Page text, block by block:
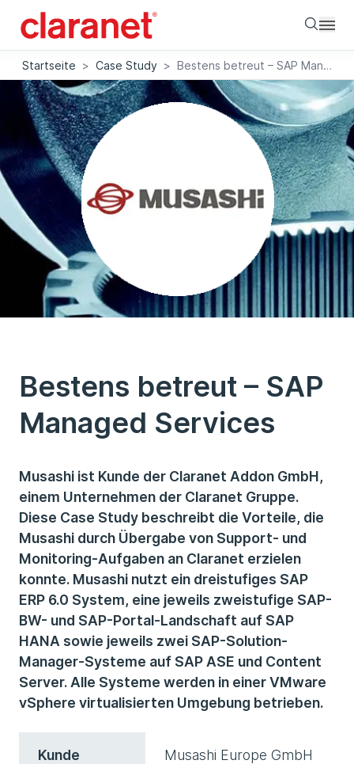
Startseite > Case Study > Bestens betreut – SAP Managed Services
Bestens betreut – SAP
Managed Services
Musashi ist Kunde der Claranet Addon GmbH,
einem Unternehmen der Claranet Gruppe.
Diese Case Study beschreibt die Vorteile, die
Musashi durch Übergabe von Support- und
Monitoring-Aufgaben an Claranet erzielen
konnte. Musashi nutzt ein dreistufiges SAP
ERP 6.0 System, eine jeweils zweistufige SAP-
BW- und SAP-Portal-Landschaft auf SAP
HANA sowie jeweils zwei SAP-Solution-
Manager-Systeme auf SAP ASE und Content
Server. Alle Systeme werden in einer VMware
vSphere virtualisierten Umgebung betrieben.
Kunde Musashi Europe GmbH